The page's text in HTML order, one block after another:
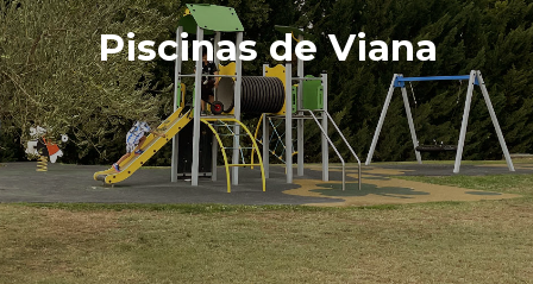
Piscinas de Viana